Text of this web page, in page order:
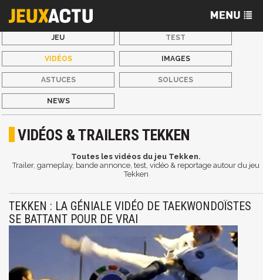
JEU TEST
VIDÉOS IMAGES
ASTUCES SOLUCES
NEWS
VIDÉOS & TRAILERS TEKKEN
Toutes les vidéos du jeu Tekken.
Trailer, gameplay, bande annonce, test, vidéo & reportage autour du jeu
Tekken
TEKKEN : LA GÉNIALE VIDÉO DE TAEKWONDOÏSTES
SE BATTANT POUR DE VRAI